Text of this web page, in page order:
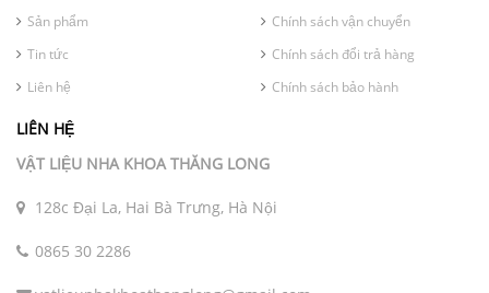
Sản phẩm
Tin tức
Liên hệ
Chính sách vận chuyển
Chính sách đổi trả hàng
Chính sách bảo hành
LIÊN HỆ
VẬT LIỆU NHA KHOA THĂNG LONG
128c Đại La, Hai Bà Trưng, Hà Nội
0865 30 2286